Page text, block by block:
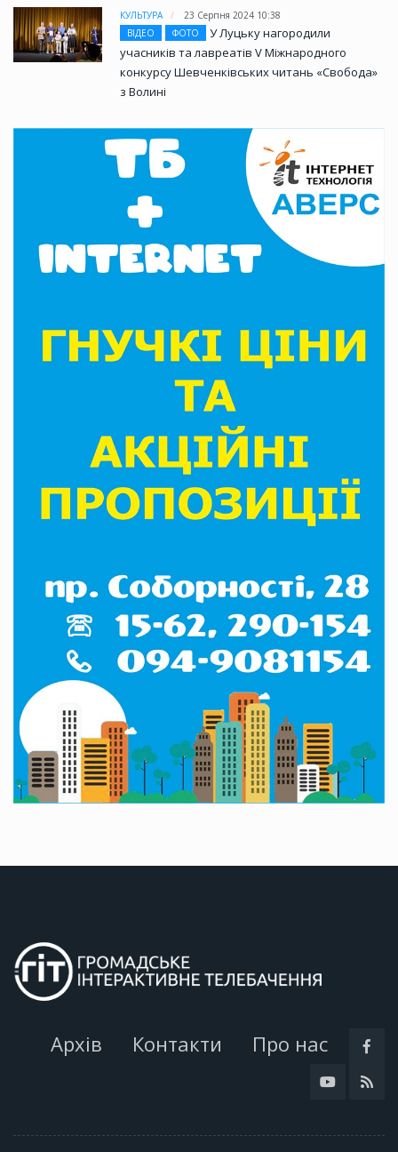
КУЛЬТУРА
23 Серпня 2024 10:38
ВІДЕО
ФОТО
У Луцьку нагородили
учасників та лавреатів V Міжнародного
конкурсу Шевченківських читань «Свобода»
з Волині
Архів Контакти Про нас